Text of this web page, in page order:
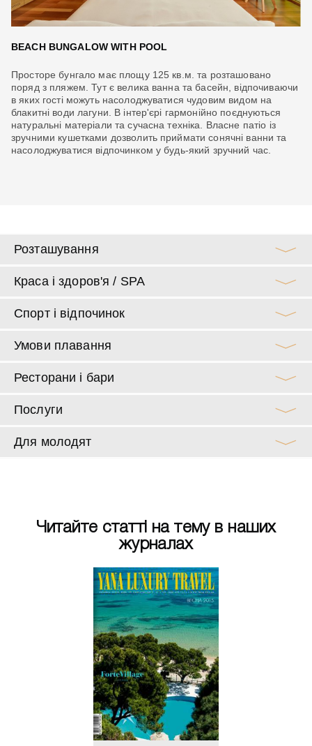
BEACH BUNGALOW WITH POOL
Просторе бунгало має площу 125 кв.м. та розташовано
поряд з пляжем. Тут є велика ванна та басейн, відпочиваючи
в яких гості можуть насолоджуватися чудовим видом на
блакитні води лагуни. В інтер'єрі гармонійно поєднуються
натуральні матеріали та сучасна техніка. Власне патіо із
зручними кушетками дозволить приймати сонячні ванни та
насолоджуватися відпочинком у будь-який зручний час.
Розташування
Краса і здоров'я / SPA
Спорт і відпочинок
Умови плавання
Ресторани і бари
Послуги
Для молодят
Читайте статті на тему в наших
журналах